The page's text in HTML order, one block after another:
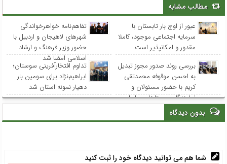
مطالب مشابه
عبور از اوج بار تابستان با
سرمایه اجتماعی موجود، کاملا
مقدور و امکانپذیر است
تفاهم‌نامه خواهرخواندگی
شهرهای لاهیجان و اردبیل با
حضور وزیر فرهنگ و ارشاد
اسلامی امضا شد
بررسی روند صدور مجوز تبدیل
به احسن موقوفه محمدتقی
کریم با حضور مسئولان و
نمایندگان روستاهای ساحلی
تداوم افتخارآفرینی سوستان؛
ابراهیم‌نژاد برای سومین بار
دهیار نمونه استان شد
بدون دیدگاه
شما هم می توانید دیدگاه خود را ثبت کنید